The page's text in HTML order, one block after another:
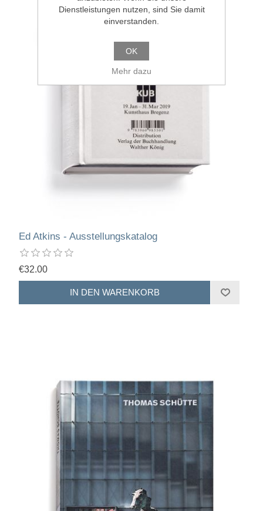
Ed Atkins - Ausstellungskatalog
€32.00
Dienstleistungen nutzen, sind Sie damit
einverstanden.
OK
Mehr dazu